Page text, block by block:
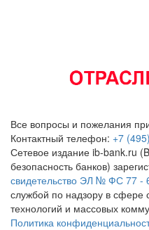
Все вопросы и пожелания
Контактный телефон: +7
Сетевое издание ib-bank.ru
безопасность банков)
свидетельство ЭЛ № ФС 77 -
службой по надзору в
технологий и массовых
Политика